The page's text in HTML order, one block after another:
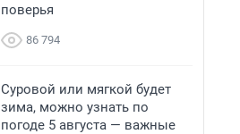
поверья
86 794
Суровой или мягкой будет
зима, можно узнать по
погоде 5 августа — важные